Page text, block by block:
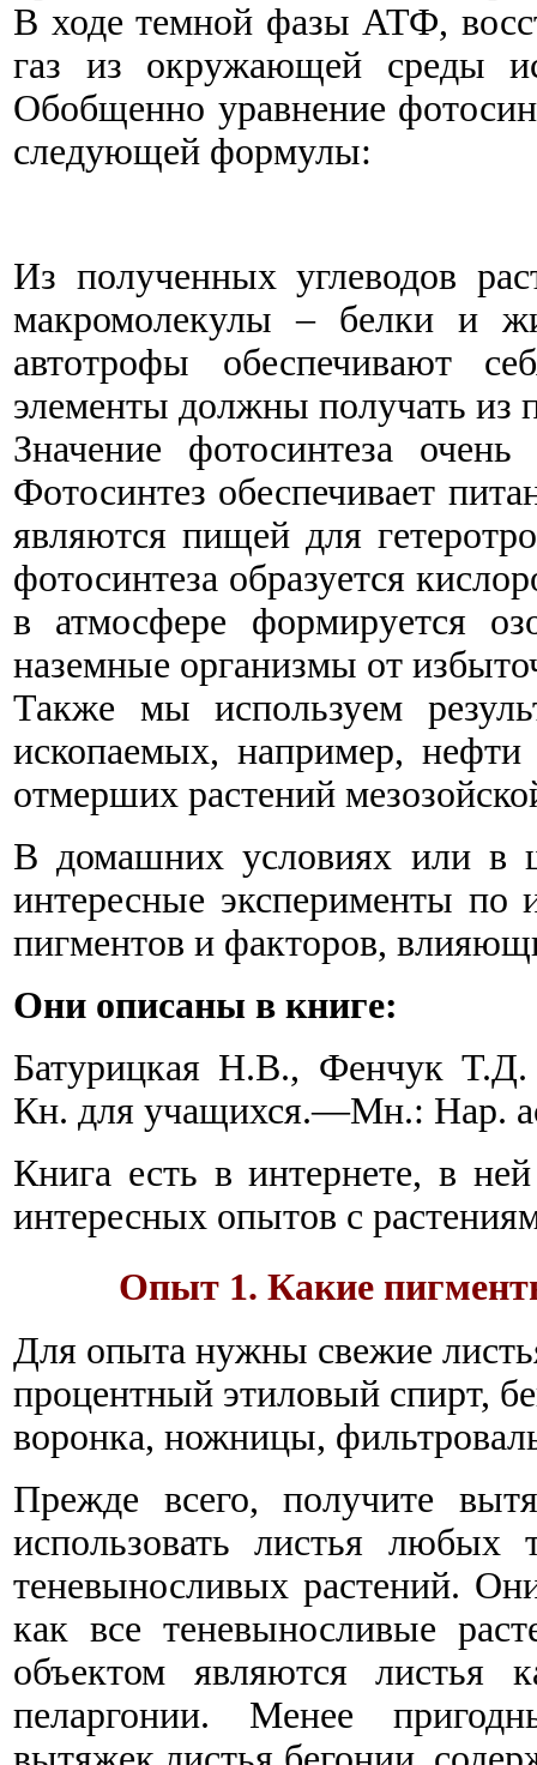
В ходе темной фазы АТФ,
газ из окружающей среды
Обобщенно уравнение
следующей формулы:
Из полученных углеводов
макромолекулы – белки и
автотрофы обеспечивают
элементы должны получать из
Значение фотосинтеза
Фотосинтез обеспечивает
являются пищей для
фотосинтеза образуется
в атмосфере формируется
наземные организмы от
Также мы используем
ископаемых, например, нефти
отмерших растений
В домашних условиях или в
интересные эксперименты по
пигментов и факторов,
Они описаны в книге:
Батурицкая Н.В., Фенчук
Кн. для учащихся.—Мн.: Нар.
Книга есть в интернете, в
интересных опытов с
Опыт 1. Какие
Для опыта нужны свежие
процентный этиловый спирт,
воронка, ножницы,
Прежде всего, получите
использовать листья любых
теневыносливых растений.
как все теневыносливые
объектом являются листья
пеларгонии. Менее